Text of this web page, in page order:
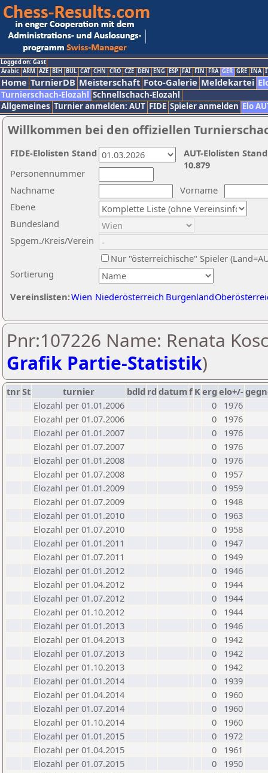
Logged on: Gast
Arabic ARM AZE BIH BUL CAT CHN CRO CZE DEN ENG ESP FAI FIN FRA GER GRE INA
Home TurnierDB Meisterschaft Foto-Galerie Meldekartei
Turnierschach-Elozahl Schnellschach-Elozahl
Allgemeines Turnier anmelden: AUT FIDE Spieler anmelden Elo
Willkommen bei den offiziellen
Nachname
Vorname
Ebene
Sortierung
Personennummer
Bundesland
Spgem./Kreis/Verein
Nur "österreichische" Spieler
Vereinslisten:Wien Niederösterreich Burgenland
AUT-Elolisten
10.879
FIDE-Elolisten Stand
Pnr:107226 Name: Renata
Grafik Partie-Statistik)
tnrSt turnier bdld rd datumf Kerg elo+/-
Elozahl per 01.01.2006
0
1976
Elozahl per 01.07.2006
0
1976
Elozahl per 01.01.2007
0
1976
Elozahl per 01.07.2007
0
1976
Elozahl per 01.01.2008
0
1976
Elozahl per 01.07.2008
0
1957
Elozahl per 01.01.2009
0
1959
Elozahl per 01.07.2009
0
1948
Elozahl per 01.01.2010
0
1963
Elozahl per 01.07.2010
0
1958
Elozahl per 01.01.2011
0
1947
Elozahl per 01.07.2011
0
1949
Elozahl per 01.01.2012
0
1946
Elozahl per 01.04.2012
0
1944
Elozahl per 01.07.2012
0
1944
Elozahl per 01.10.2012
0
1944
Elozahl per 01.01.2013
0
1946
Elozahl per 01.04.2013
0
1942
Elozahl per 01.07.2013
0
1942
Elozahl per 01.10.2013
0
1942
Elozahl per 01.01.2014
0
1939
Elozahl per 01.04.2014
0
1960
Elozahl per 01.07.2014
0
1960
Elozahl per 01.10.2014
0
1960
Elozahl per 01.01.2015
0
1972
Elozahl per 01.04.2015
0
1961
Elozahl per 01.07.2015
0
1950